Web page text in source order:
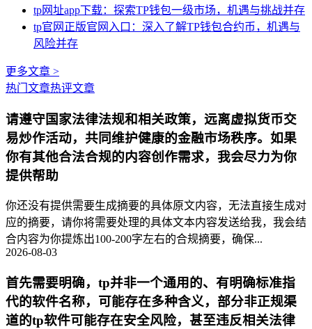
tp网址app下载：探索TP钱包一级市场，机遇与挑战并存
tp官网正版官网入口：深入了解TP钱包合约币，机遇与
风险并存
更多文章 >
热门文章热评文章
请遵守国家法律法规和相关政策，远离虚拟货币交
易炒作活动，共同维护健康的金融市场秩序。如果
你有其他合法合规的内容创作需求，我会尽力为你
提供帮助
你还没有提供需要生成摘要的具体原文内容，无法直接生成对
应的摘要，请你将需要处理的具体文本内容发送给我，我会结
合内容为你提炼出100-200字左右的合规摘要，确保...
2026-08-03
首先需要明确，tp并非一个通用的、有明确标准指
代的软件名称，可能存在多种含义，部分非正规渠
道的tp软件可能存在安全风险，甚至违反相关法律